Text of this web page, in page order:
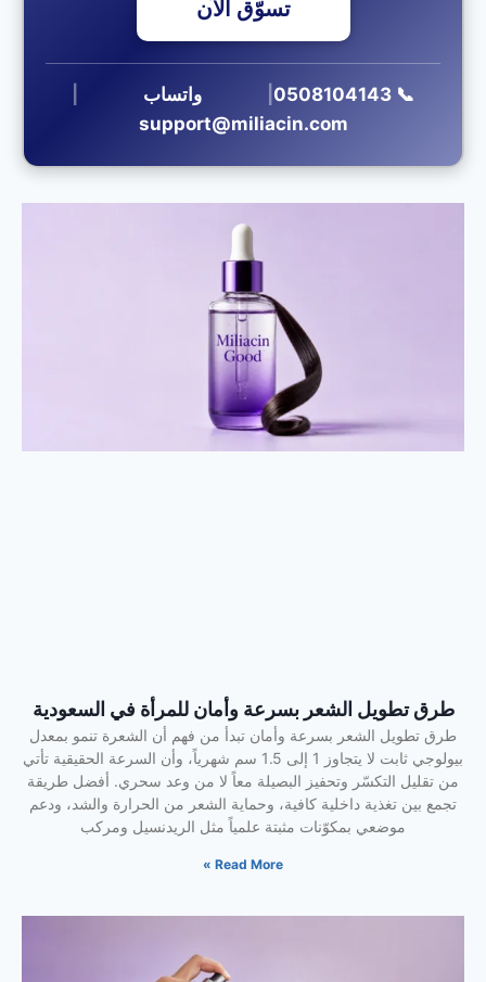
تسوّق الآن
📞 0508104143 واتساب
support@miliacin.com
طرق تطويل الشعر بسرعة وأمان للمرأة في السعودية
طرق تطويل الشعر بسرعة وأمان تبدأ من فهم أن الشعرة تنمو بمعدل
بيولوجي ثابت لا يتجاوز 1 إلى 1.5 سم شهرياً، وأن السرعة الحقيقية تأتي
من تقليل التكسّر وتحفيز البصيلة معاً لا من وعد سحري. أفضل طريقة
تجمع بين تغذية داخلية كافية، وحماية الشعر من الحرارة والشد، ودعم
موضعي بمكوّنات مثبتة علمياً مثل الريدنسيل ومركب
Read More »